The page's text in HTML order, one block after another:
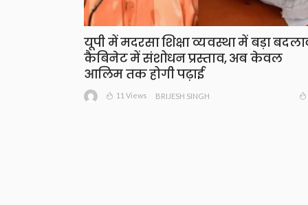
यूपी में मदरसा शिक्षा व्यवस्था में बड़ा
कैबिनेट में संशोधन प्रस्ताव, अब केवल
आलिम तक होगी पढ़ाई
11 Views BRIJESH SINGH